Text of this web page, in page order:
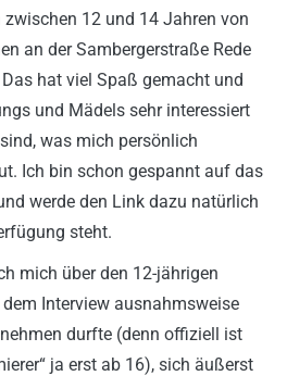
zwischen 12 und 14 Jahren von
an der Sambergerstraße Rede
hat viel Spaß gemacht und
und Mädels sehr interessiert
was mich persönlich
Ich bin schon gespannt auf das
werde den Link dazu natürlich
steht.
mich über den 12-jährigen
Interview ausnahmsweise
durfte (denn offiziell ist
ja erst ab 16), sich äußerst